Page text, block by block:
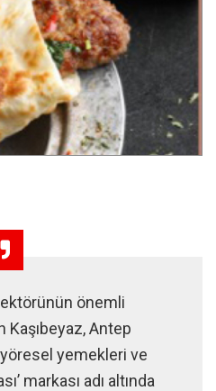
önemli
Kaşıbeyaz, Antep
yöresel yemekleri ve
markası adı altında